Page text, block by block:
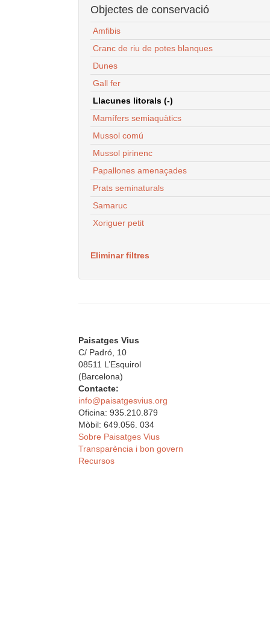
Objectes de conservació
Amfibis
Cranc de riu de potes blanques
Dunes
Gall fer
Llacunes litorals (-)
Mamífers semiaquàtics
Mussol comú
Mussol pirinenc
Papallones amenaçades
Prats seminaturals
Samaruc
Xoriguer petit
Eliminar filtres
Paisatges Vius
C/ Padró, 10
08511 L’Esquirol
(Barcelona)
Contacte:
info@paisatgesvius.org
Oficina: 935.210.879
Mòbil: 649.056. 034
Sobre Paisatges Vius
Transparència i bon govern
Recursos